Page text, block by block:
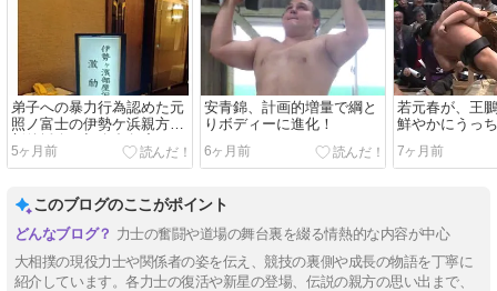
弟子への暴力行為認めた元
照ノ富士の伊勢ケ浜親方、
新後援会の初会合欠席！
5ヶ月前
安青錦、計画的増量で綱と
りボディーに進化！
6ヶ月前
若元春が、王
鮮やかにうっ
7ヶ月前
このブログのここがポイント
力士の奮闘や道場の舞台裏を綴る情熱的な内容が中心
大相撲の現役力士や関係者の姿を伝え、競技の裏側や成長の物語を丁寧に
紹介しています。各力士の復活や新星の登場、伝説の親方の思い出まで、